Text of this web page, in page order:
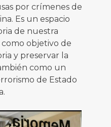
por crímenes de
Es un espacio
de nuestra
objetivo de
y preservar la
como un
de Estado